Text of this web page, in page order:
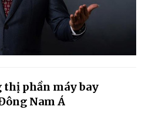
thị phần máy bay
Nam Á